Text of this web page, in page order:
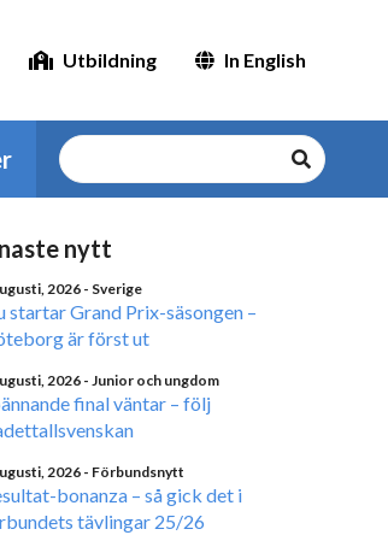
Utbildning In English
nytt
2026- Sverige
startar Grand Prix-säsongen –
är först ut
2026- Junior och ungdom
final väntar – följ
2026- Förbundsnytt
bonanza – så gick det i
tävlingar 25/26